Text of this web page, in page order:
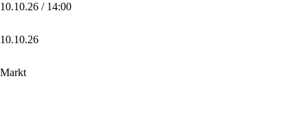
10.10.26 / 14:00
10.10.26
Markt